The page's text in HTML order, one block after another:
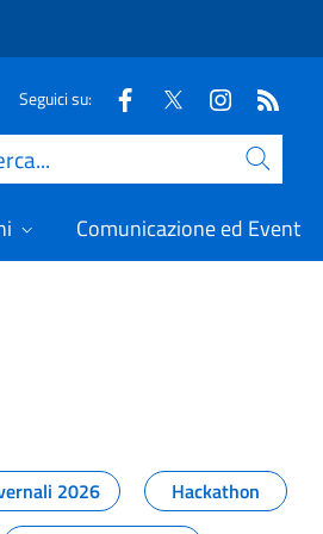
Seguici su:
Comunicazione ed Eventi
2026
Hackathon